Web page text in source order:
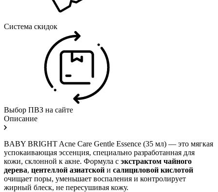
Система скидок
Выбор ПВЗ на сайте
Описание
BABY BRIGHT Acne Care Gentle Essence (35 мл) — это мягкая
успокаивающая эссенция, специально разработанная для
кожи, склонной к акне. Формула с экстрактом чайного
дерева, центеллой азиатской и салициловой кислотой
очищает поры, уменьшает воспаления и контролирует
жирный блеск, не пересушивая кожу.